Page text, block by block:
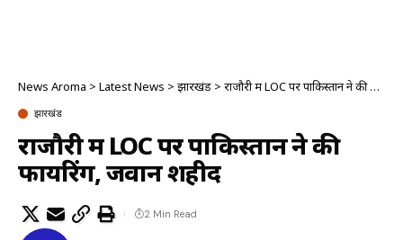
News Aroma > Latest News > झारखंड > राजौरी में LOC पर पाकिस्तान ने की फायरिंग, जवान शहीद
झारखंड
राजौरी में LOC पर पाकिस्तान ने की
फायरिंग, जवान शहीद
2 Min Read